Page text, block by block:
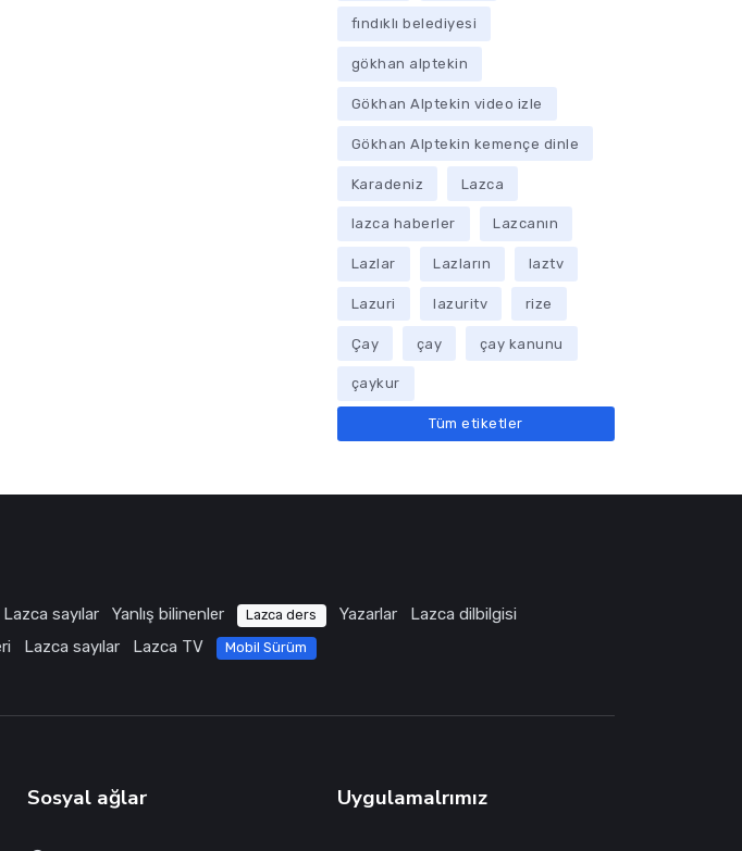
fındıklı belediyesi
gökhan alptekin
Gökhan Alptekin video izle
Gökhan Alptekin kemençe dinle
Karadeniz Lazca
lazca haberler Lazcanın
Lazlar Lazların laztv
Lazuri lazuritv rize
Çay çay çay kanunu
çaykur
Tüm etiketler
Lazca sayılar Yanlış bilinenler Lazca ders Yazarlar Lazca dilbilgisi
Lazca sayılar Lazca TV Mobil Sürüm
Sosyal ağlar Uygulamalrımız